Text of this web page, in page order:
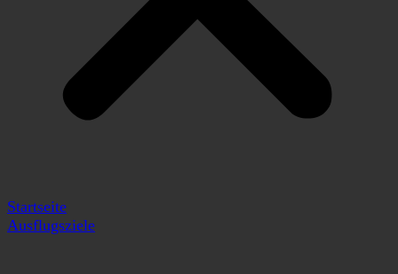
Startseite
Ausflugsziele